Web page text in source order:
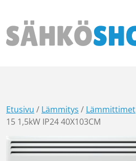
Päävalikko
Etusivu / Lämmitys / Lämmittimet
15 1,5kW IP24 40X103CM